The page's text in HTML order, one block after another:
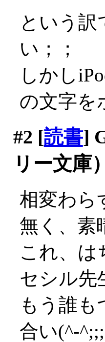
という訳
い；；
しかし
の文字を
#2 [読書]
リー文庫）
相変わら
無く、素
これ、は
セシル先
もう誰
合い(^-